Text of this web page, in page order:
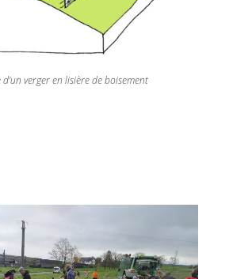
verger en lisière de boisement